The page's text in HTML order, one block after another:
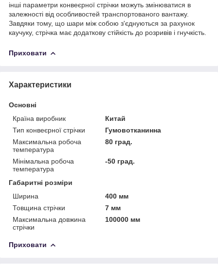
інші параметри конвеєрної стрічки можуть змінюватися в
залежності від особливостей транспортованого вантажу.
Завдяки тому, що шари між собою з'єднуються за рахунок
каучуку, стрічка має додаткову стійкість до розривів і гнучкість.
Приховати
Характеристики
Основні
Країна виробник
Китай
Тип конвеєрної стрічки
Гумовотканинна
Максимальна робоча
температура
80 град.
Мінімальна робоча
температура
-50 град.
Габаритні розміри
Ширина
400 мм
Товщина стрічки
7 мм
Максимальна довжина
стрічки
100000 мм
Приховати